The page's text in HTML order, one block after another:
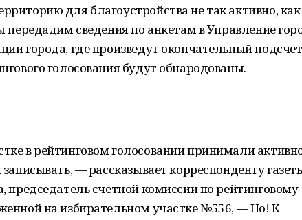
для благоустройства не так активно, как
передадим сведения по анкетам в Управление
города, где произведут окончательный
голосования будут обнародованы.
в рейтинговом голосовании принимали
— рассказывает корреспонденту
председатель счетной комиссии по рейтинговому
на избирательном участке №556, — Но! К